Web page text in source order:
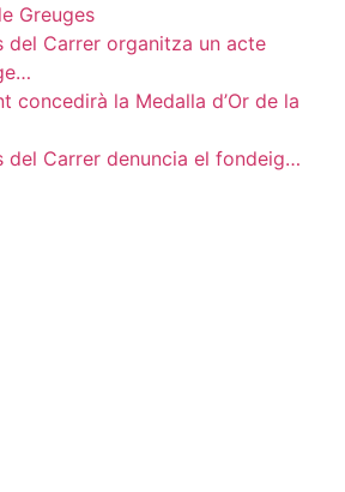
Greuges
del Carrer organitza un acte
concedirà la Medalla d’Or de la
del Carrer denuncia el fondeig…